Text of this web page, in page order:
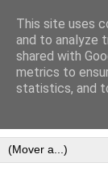
LP ABOGADOS
This site uses
and to analyze
shared with
metrics to
statistics, and